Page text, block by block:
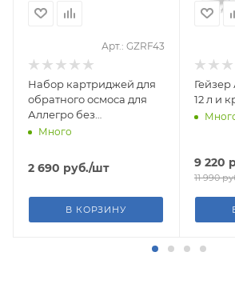
Арт.: GZRF43
Набор картриджей для
обратного осмоса для
Аллегро без
минерализатора
Много
2 690 руб./шт
В КОРЗИНУ
12 л и
9 220
11 990